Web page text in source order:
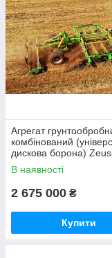
Агрегат
комбінований
дискова борона)
Verti-till з ножовими
"Велес-Агро", ширина
В наявності
2 675 000 ₴
Купити